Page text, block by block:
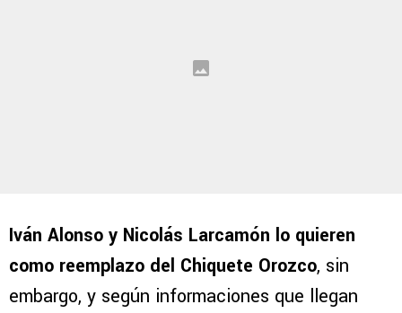
Iván Alonso y Nicolás Larcamón lo quieren
como reemplazo del Chiquete Orozco, sin
embargo, y según informaciones que llegan